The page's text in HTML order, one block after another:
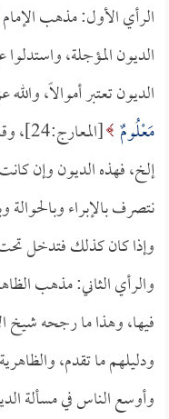
الرأي الأول: مذهب
الديون المؤجلة،
الديون تعتبر أموالاً،
مَعْلُومٌ [المعارج:24]، وقال:
إلخ، فهذه الديون وإن
نتصرف بالإبراء وبالحوالة
وإذا كان كذلك فتدخل
والرأي الثاني: مذهب
فيها، وهذا ما رجحه شيخ
ودليلهم ما تقدم،
وأوسع الناس في مسألة